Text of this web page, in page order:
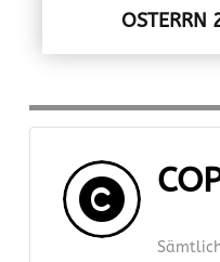
OSTERRN